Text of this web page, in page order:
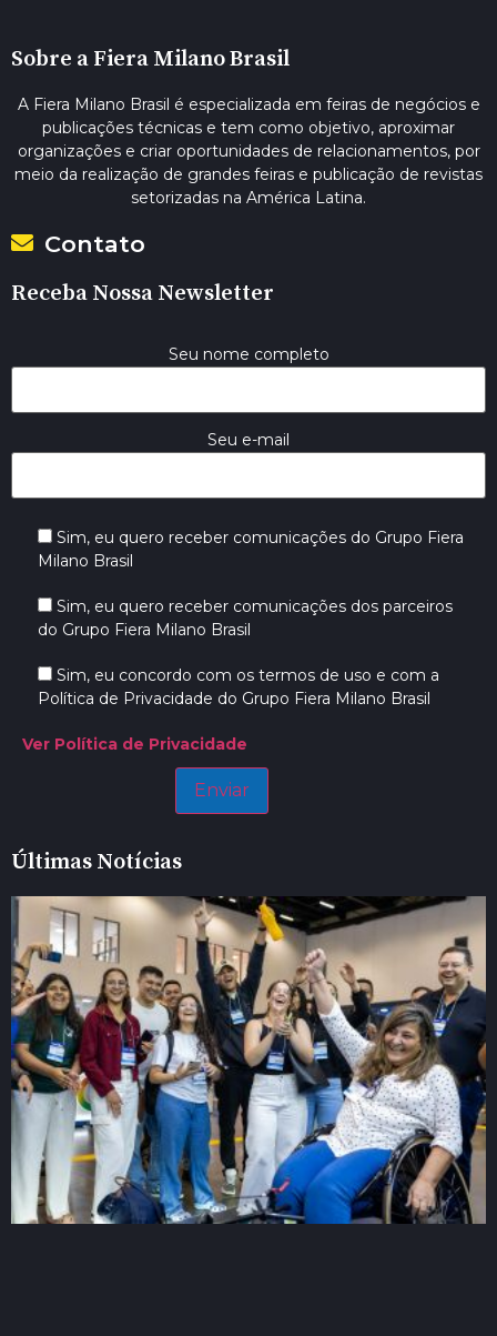
Sobre a Fiera Milano Brasil
A Fiera Milano Brasil é especializada em feiras de negócios e
publicações técnicas e tem como objetivo, aproximar
organizações e criar oportunidades de relacionamentos, por
meio da realização de grandes feiras e publicação de revistas
setorizadas na América Latina.
Contato
Receba Nossa Newsletter
Seu nome completo
Seu e-mail
Sim, eu quero receber comunicações do Grupo Fiera
Milano Brasil
Sim, eu quero receber comunicações dos parceiros
do Grupo Fiera Milano Brasil
Sim, eu concordo com os termos de uso e com a
Política de Privacidade do Grupo Fiera Milano Brasil
Ver Política de Privacidade
Últimas Notícias